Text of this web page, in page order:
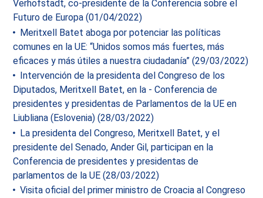
Verhofstadt, co-presidente de la Conferencia sobre el
Futuro de Europa (01/04/2022)
Meritxell Batet aboga por potenciar las políticas
comunes en la UE: “Unidos somos más fuertes, más
eficaces y más útiles a nuestra ciudadanía” (29/03/2022)
Intervención de la presidenta del Congreso de los
Diputados, Meritxell Batet, en la - Conferencia de
presidentes y presidentas de Parlamentos de la UE en
Liubliana (Eslovenia) (28/03/2022)
La presidenta del Congreso, Meritxell Batet, y el
presidente del Senado, Ander Gil, participan en la
Conferencia de presidentes y presidentas de
parlamentos de la UE (28/03/2022)
Visita oficial del primer ministro de Croacia al Congreso